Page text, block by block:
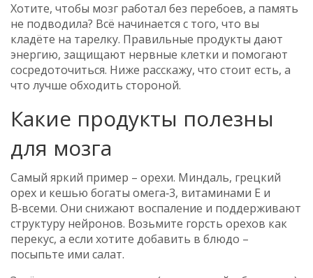
Хотите, чтобы мозг работал без перебоев, а память
не подводила? Всё начинается с того, что вы
кладёте на тарелку. Правильные продукты дают
энергию, защищают нервные клетки и помогают
сосредоточиться. Ниже расскажу, что стоит есть, а
что лучше обходить стороной.
Какие продукты полезны
для мозга
Самый яркий пример – орехи. Миндаль, грецкий
орех и кешью богаты омега‑3, витаминами Е и
В‑всеми. Они снижают воспаление и поддерживают
структуру нейронов. Возьмите горсть орехов как
перекус, а если хотите добавить в блюдо –
посыпьте ими салат.